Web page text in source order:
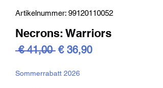
Artikelnummer: 99120110052
Necrons: Warriors
€ 41,00 Standardpreis
€ 36,90Sale-
Sommerrabatt 2026